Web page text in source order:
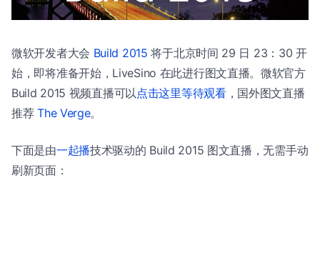
微软开发者大会 Build 2015 将于北京时间 29 日 23：30 开
始，即将准备开始，LiveSino 在此进行图文直播。微软官方
Build 2015 视频直播可以点击这里等待观看，国外图文直播
推荐The Verge。
下面是由一起播技术驱动的 Build 2015 图文直播，无需手动
刷新页面：